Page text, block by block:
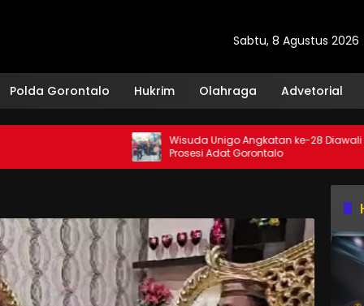
Sabtu, 8 Agustus 2026
Polda Gorontalo Hukrim Olahraga Advetorial
Wisuda Unigo Angkatan ke-28 Diawali
Prosesi Adat Gorontalo